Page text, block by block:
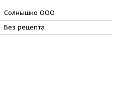
Солнышко ООО
Без рецепта